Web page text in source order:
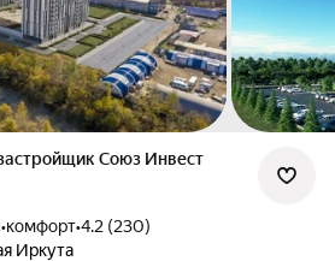
Союз Инвест
•комфорт•4.2 (230)
Иркута